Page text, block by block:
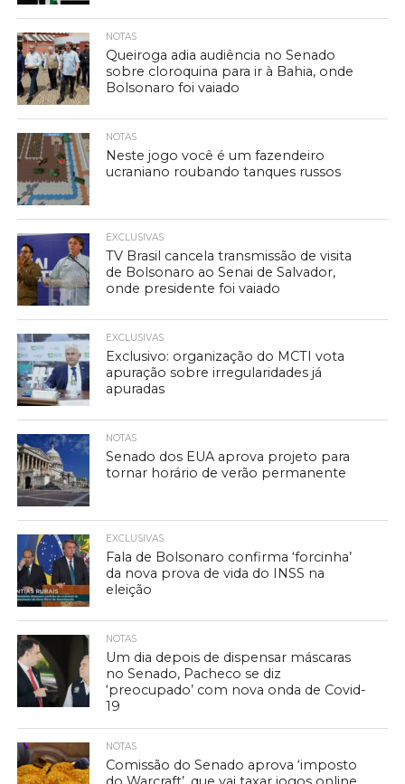
NOTAS
Queiroga adia audiência no Senado
sobre cloroquina para ir à Bahia, onde
Bolsonaro foi vaiado
NOTAS
Neste jogo você é um fazendeiro
ucraniano roubando tanques russos
EXCLUSIVAS
TV Brasil cancela transmissão de visita
de Bolsonaro ao Senai de Salvador,
onde presidente foi vaiado
EXCLUSIVAS
Exclusivo: organização do MCTI vota
apuração sobre irregularidades já
apuradas
NOTAS
Senado dos EUA aprova projeto para
tornar horário de verão permanente
EXCLUSIVAS
Fala de Bolsonaro confirma ‘forcinha’
da nova prova de vida do INSS na
eleição
NOTAS
Um dia depois de dispensar máscaras
no Senado, Pacheco se diz
‘preocupado’ com nova onda de Covid-
19
NOTAS
Comissão do Senado aprova ‘imposto